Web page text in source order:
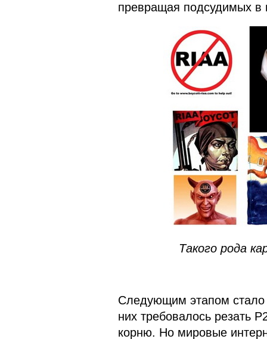
превращая подсудимых в
Такого рода
Следующим этапом стало
них требовалось резать
корню. Но мировые